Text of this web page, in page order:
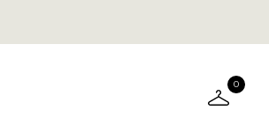
0